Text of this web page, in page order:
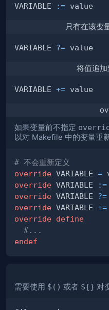
VARIABLE :=
只有在该变
VARIABLE ?=
将值追
VARIABLE +=
如果变量前不指定
以对 Makefile 中的变量重
# 不会重新定义
override VARIABLE =
override VARIABLE :=
override VARIABLE ?=
override VARIABLE +=
override define
#...
endef
需要使用 $() 或者 ${} 对